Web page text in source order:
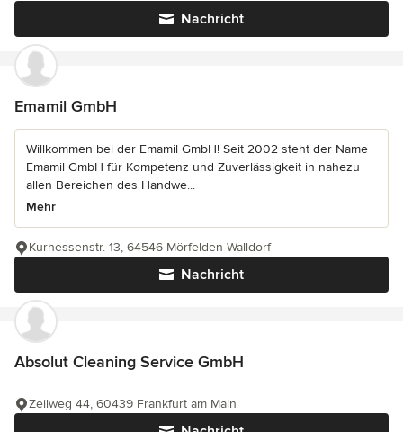
Nachricht
Emamil GmbH
Willkommen bei der Emamil GmbH! Seit 2002 steht der Name
Emamil GmbH für Kompetenz und Zuverlässigkeit in nahezu
allen Bereichen des Handwe...
Mehr
Nachricht
Kurhessenstr. 13, 64546 Mörfelden-Walldorf
Absolut Cleaning Service GmbH
Zeilweg 44, 60439 Frankfurt am Main